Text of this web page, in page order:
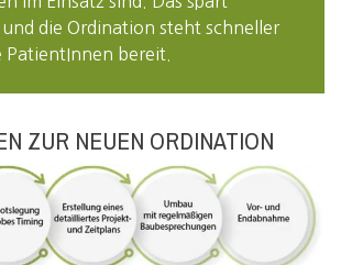
die Ordination steht schneller
PatientInnen bereit.
ZUR NEUEN ORDINATION